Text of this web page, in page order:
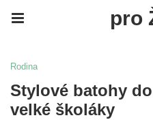
pro
Rodina
Stylové batohy
velké školáky